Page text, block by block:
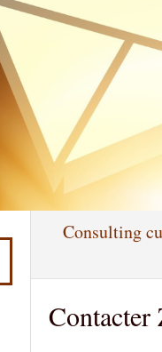
Consulting
Contacter